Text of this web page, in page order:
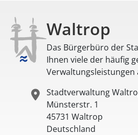
Waltrop
Das Bürgerbüro der
Ihnen viele der häufig
Verwaltungsleistungen
Stadtverwaltung
Münsterstr. 1
45731 Waltrop
Deutschland